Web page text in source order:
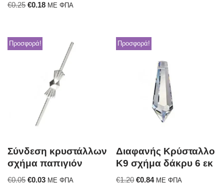
€0.25 €0.18 ΜΕ ΦΠΑ
Προσφορά!
Σύνδεση κρυστάλλων
σχήμα παπιγιόν
€0.05 €0.03 ΜΕ ΦΠΑ
Προσφορά!
Διαφανής Κρύσταλλο
Κ9 σχήμα δάκρυ 6 εκ
€1.20 €0.84 ΜΕ ΦΠΑ